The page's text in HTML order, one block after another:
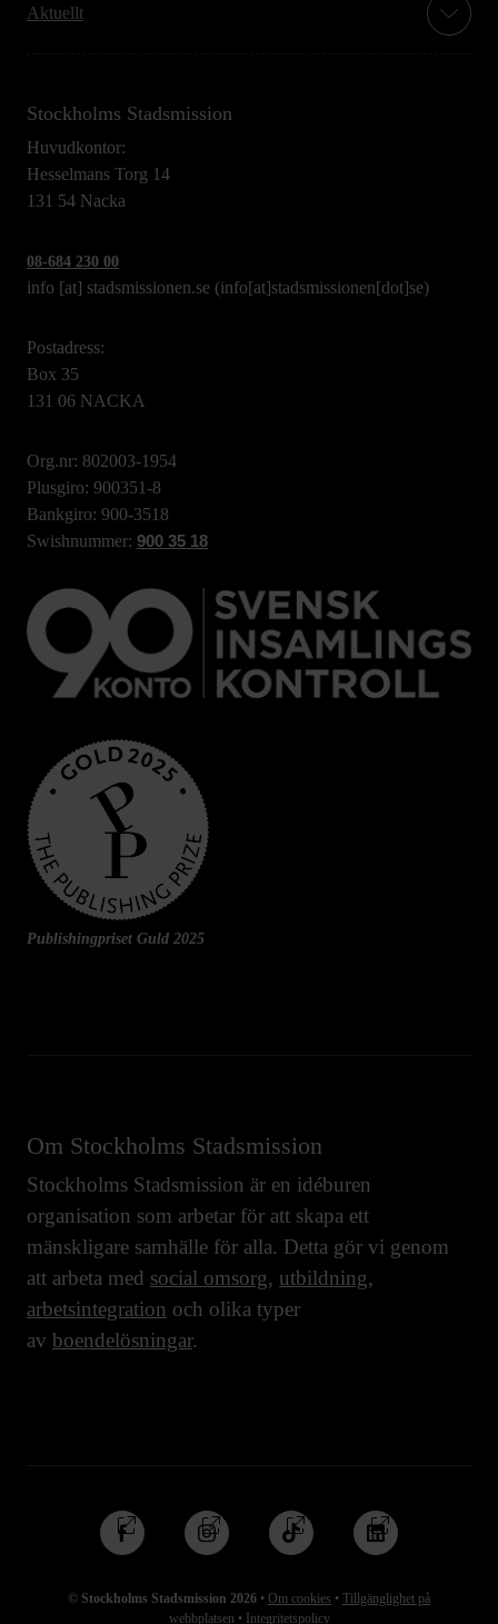
Aktuellt
Stockholms Stadsmission
Huvudkontor:
Hesselmans Torg 14
131 54 Nacka
08-684 230 00
info [at] stadsmissionen.se (info[at]stadsmissionen[dot]se)
Postadress:
Box 35
131 06 NACKA
Org.nr: 802003-1954
Plusgiro: 900351-8
Bankgiro: 900-3518
Swishnummer: 900 35 18
Publishingpriset Guld 2025
Om Stockholms Stadsmission
Stockholms Stadsmission är en idéburen
organisation som arbetar för att skapa ett
mänskligare samhälle för alla. Detta gör vi genom
att arbeta med social omsorg, utbildning,
arbetsintegration och olika typer
av boendelösningar.
© Stockholms Stadsmission 2026 • Om cookies • Tillgänglighet på
webbplatsen • Integritetspolicy
Följ
oss
Facebook
Följ
oss
Instagram
Följ
oss
TikTok
Följ
oss
Linkedin